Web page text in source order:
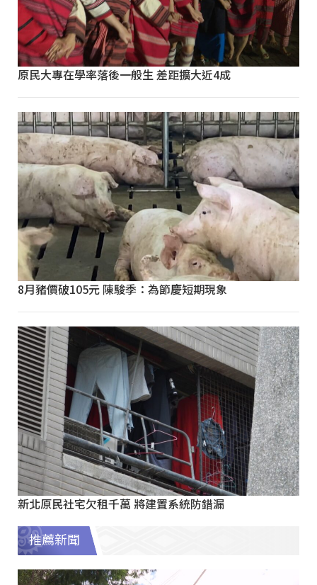
原民大專在學率落後一般生 差距擴大近4成
8月豬價破105元 陳駿季：為節慶短期現象
新北原民社宅欠租千萬 將建置系統防錯漏
推薦新聞